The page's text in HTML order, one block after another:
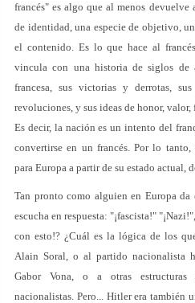
francés" es algo que al menos
de identidad, una especie de objetivo,
el contenido. Es lo que hace al
vincula con una historia de siglos de
francesa, sus victorias y derrotas,
revoluciones, y sus ideas de honor,
Es decir, la nación es un intento del
convertirse en un francés. Por lo
para Europa a partir de su estado actual,
Tan pronto como alguien en Europa da
escucha en respuesta: "¡fascista!"
con esto!? ¿Cuál es la lógica de los
Alain Soral, o al partido nacionalista
Gabor Vona, o a otras estructuras
nacionalistas. Pero... Hitler era también